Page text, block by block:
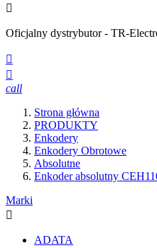

Oficjalny dystrybutor - TR-


call
Strona główna
PRODUKTY
Enkodery
Enkodery Obrotowe
Absolutne
Enkoder absolutny
Marki

ADATA